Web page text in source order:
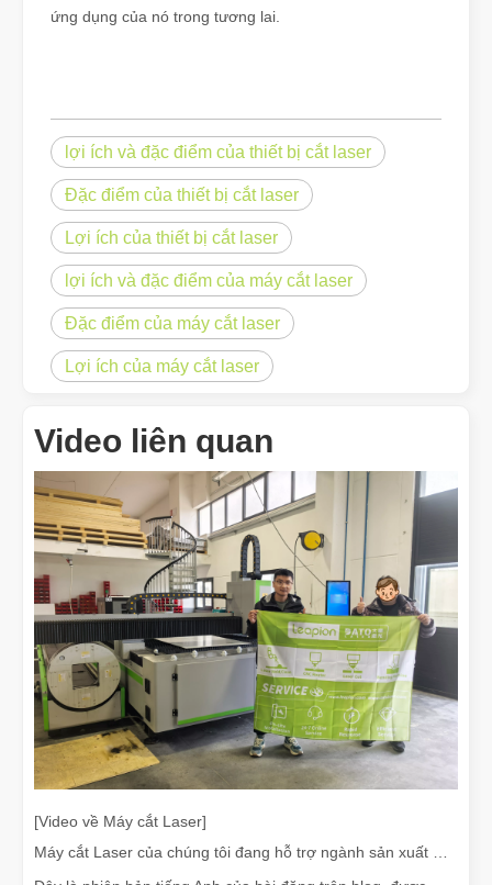
ứng dụng của nó trong tương lai.
lợi ích và đặc điểm của thiết bị cắt laser
Đặc điểm của thiết bị cắt laser
Lợi ích của thiết bị cắt laser
lợi ích và đặc điểm của máy cắt laser
Đặc điểm của máy cắt laser
Lợi ích của máy cắt laser
Video liên quan
[Video về Máy cắt Laser]